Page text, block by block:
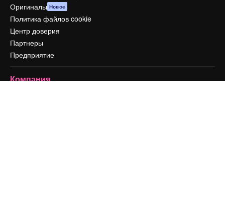
Оригиналы Новое
Политика файлов cookie
Центр доверия
Партнеры
Предприятие
Компания